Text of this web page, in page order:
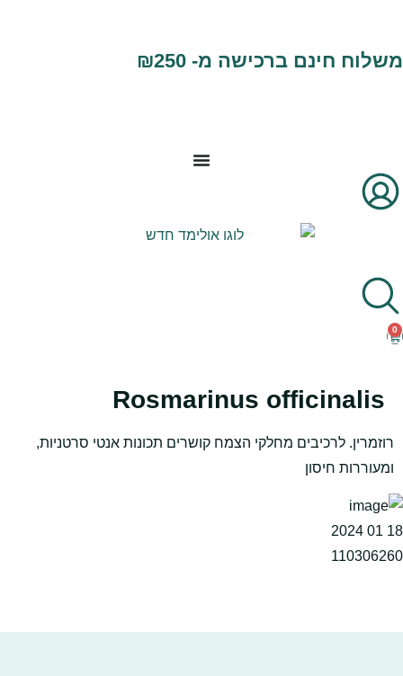
משלוח חינם ברכישה מ- ₪250
0
Rosmarinus officinalis
רוזמרין. לרכיבים מחלקי הצמח קושרים תכונות אנטי סרטניות,
ומעוררות חיסון